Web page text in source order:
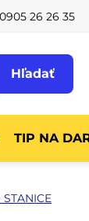
0905 26 26 35
Hľadať
TIP NA
STANICE